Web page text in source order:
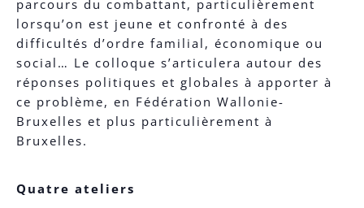
parcours du combattant, particulièrement
lorsqu’on est jeune et confronté à des
difficultés d’ordre familial, économique ou
social… Le colloque s’articulera autour des
réponses politiques et globales à apporter à
ce problème, en Fédération Wallonie-
Bruxelles et plus particulièrement à
Bruxelles.
Quatre ateliers